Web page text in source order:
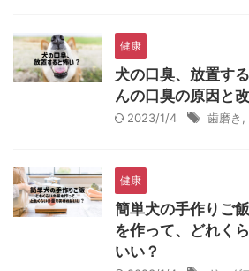
健康
犬の口臭、放置す
んの口臭の原因と
2023/1/4 歯磨き
健康
簡単犬の手作りご
を作って、どれく
いい？